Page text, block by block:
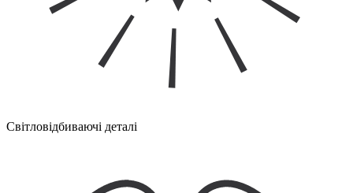
Світловідбиваючі деталі